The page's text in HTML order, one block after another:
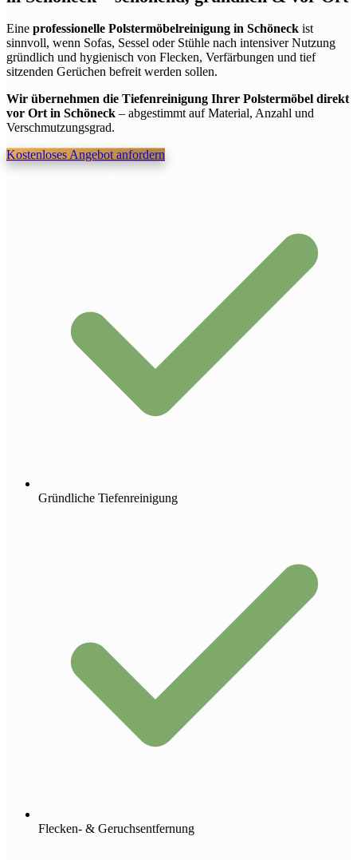
Eine professionelle Polstermöbelreinigung in Schöneck ist
sinnvoll, wenn Sofas, Sessel oder Stühle nach intensiver Nutzung
gründlich und hygienisch von Flecken, Verfärbungen und tief
sitzenden Gerüchen befreit werden sollen.
Wir übernehmen die Tiefenreinigung Ihrer Polstermöbel direkt
vor Ort in Schöneck – abgestimmt auf Material, Anzahl und
Verschmutzungsgrad.
Kostenloses Angebot anfordern
Gründliche Tiefenreinigung
Flecken- & Geruchsentfernung